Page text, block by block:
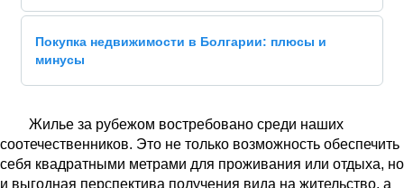
Покупка недвижимости в Болгарии: плюсы и
минусы
Жилье за рубежом востребовано среди наших
соотечественников. Это не только возможность обеспечить
себя квадратными метрами для проживания или отдыха, но
и выгодная перспектива получения вида на жительство, а